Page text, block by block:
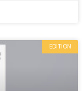
EDITION